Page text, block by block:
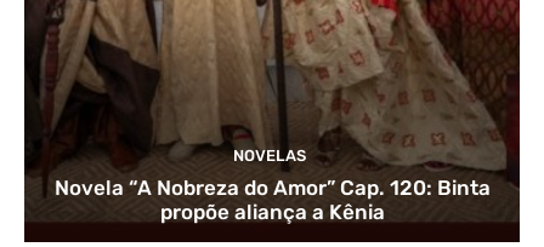
NOVELAS
Novela “A Nobreza do Amor” Cap. 120: Binta
propõe aliança a Kênia